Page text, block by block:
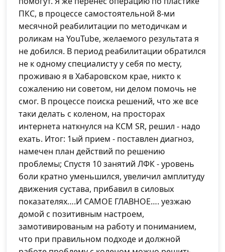
ПКС, в процессе самостоятельной 8-ми
месячной реабилитации по методичкам и
роликам на YouTube, желаемого результата я
не добился. В период реабилитации обратился
не к одному специалисту у себя по месту,
проживаю я в Хабаровском крае, никто к
сожалению ни советом, ни делом помочь не
смог. В процессе поиска решений, что же все
таки делать с коленом, на просторах
интернета наткнулся на КСМ SR, решил - надо
ехать. Итог: 1ый прием - поставлен диагноз,
намечен план действий по решению
проблемы; Спустя 10 занятий ЛФК - уровень
боли кратно уменьшился, увеличил амплитуду
движения сустава, прибавил в силовых
показателях….И САМОЕ ГЛАВНОЕ…. уезжаю
домой с позитивным настроем,
замотивированым на работу и пониманием,
что при правильном подходе и должной